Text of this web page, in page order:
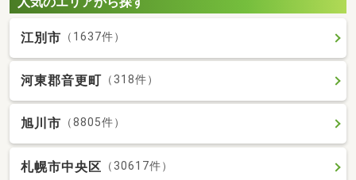
江別市 （1637件）
河東郡音更町 （318件）
旭川市 （8805件）
札幌市中央区 （30617件）